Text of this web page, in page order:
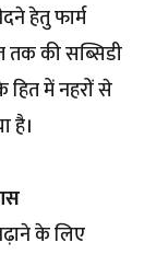
हेतु फार्म
तक की सब्सिडी
हित में नहरों से
है।
के लिए